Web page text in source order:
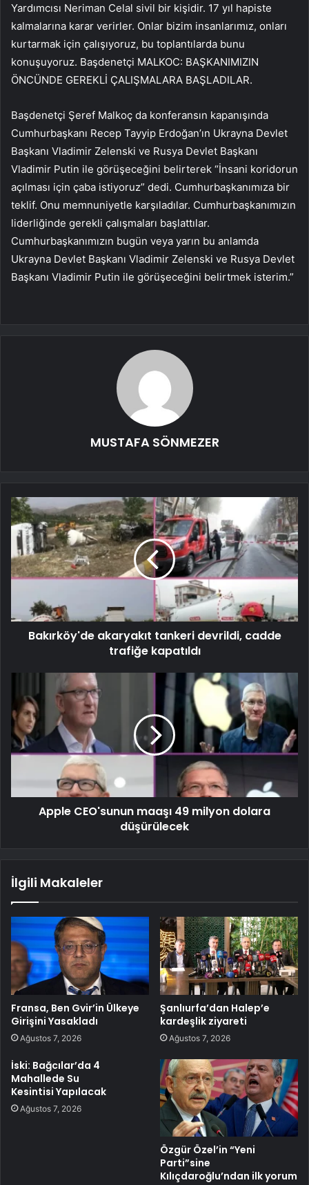
Yardımcısı Neriman Celal sivil bir kişidir. 17 yıl hapiste
kalmalarına karar verirler. Onlar bizim insanlarımız, onları
kurtarmak için çalışıyoruz, bu toplantılarda bunu
konuşuyoruz. Başdenetçi MALKOC: BAŞKANIMIZIN
ÖNCÜNDE GEREKLİ ÇALIŞMALARA BAŞLADILAR.
Başdenetçi Şeref Malkoç da konferansın kapanışında
Cumhurbaşkanı Recep Tayyip Erdoğan’ın Ukrayna Devlet
Başkanı Vladimir Zelenski ve Rusya Devlet Başkanı
Vladimir Putin ile görüşeceğini belirterek “İnsani koridorun
açılması için çaba istiyoruz” dedi. Cumhurbaşkanımıza bir
teklif. Onu memnuniyetle karşıladılar. Cumhurbaşkanımızın
liderliğinde gerekli çalışmaları başlattılar.
Cumhurbaşkanımızın bugün veya yarın bu anlamda
Ukrayna Devlet Başkanı Vladimir Zelenski ve Rusya Devlet
Başkanı Vladimir Putin ile görüşeceğini belirtmek isterim.”
MUSTAFA SÖNMEZER
Bakırköy'de akaryakıt tankeri devrildi, cadde
trafiğe kapatıldı
Apple CEO'sunun maaşı 49 milyon dolara
düşürülecek
İlgili Makaleler
Fransa, Ben Gvir’in Ülkeye
Girişini Yasakladı
Ağustos 7, 2026
Şanlıurfa’dan Halep’e
kardeşlik ziyareti
Ağustos 7, 2026
İski: Bağcılar’da 4
Mahallede Su
Kesintisi Yapılacak
Ağustos 7, 2026
Özgür Özel’in “Yeni
Parti”sine
Kılıçdaroğlu’ndan ilk yorum